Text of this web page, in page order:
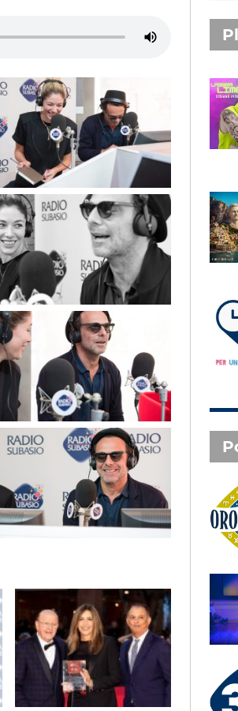
PLAYLIST NOVITÀ
STEFANO PITASI
LABBRA LIME
SUBASIO PLAYLIST
FABIO ROVAZZI, ARISA,
NINO D'ANGELO
LA COSTIERA AMALFITANA
LA PLAYLIST DI PER UN’ORA
D’AMORE – VENERDÌ 7 AGOSTO
Oroscopo
SAL DA VINCI - Radio
Subasio Music Club
3 X TE - 06-08-2026
Le canzoni della tua vita -